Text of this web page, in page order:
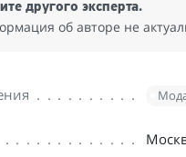
другого эксперта.
об авторе не